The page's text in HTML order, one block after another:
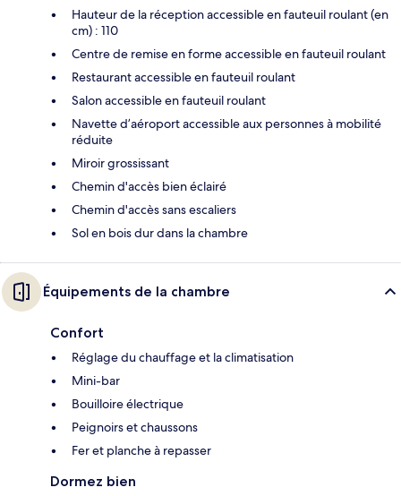
Hauteur de la réception accessible en fauteuil roulant (en
cm) : 110
Centre de remise en forme accessible en fauteuil roulant
Restaurant accessible en fauteuil roulant
Salon accessible en fauteuil roulant
Navette d’aéroport accessible aux personnes à mobilité
réduite
Miroir grossissant
Chemin d'accès bien éclairé
Chemin d'accès sans escaliers
Sol en bois dur dans la chambre
Équipements de la chambre
Confort
Réglage du chauffage et la climatisation
Mini-bar
Bouilloire électrique
Peignoirs et chaussons
Fer et planche à repasser
Dormez bien